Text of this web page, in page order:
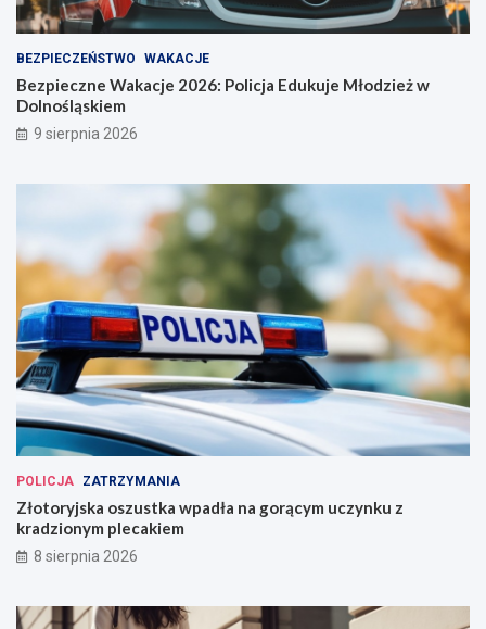
BEZPIECZEŃSTWO WAKACJE
Bezpieczne Wakacje 2026: Policja Edukuje Młodzież w
Dolnośląskiem
9 sierpnia 2026
POLICJA ZATRZYMANIA
Złotoryjska oszustka wpadła na gorącym uczynku z
kradzionym plecakiem
8 sierpnia 2026